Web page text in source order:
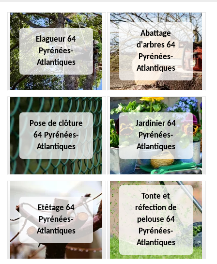
Elagueur 64
Pyrénées-
Atlantiques
Abattage
d'arbres 64
Pyrénées-
Atlantiques
Pose de clôture
64 Pyrénées-
Atlantiques
Jardinier 64
Pyrénées-
Atlantiques
Etêtage 64
Pyrénées-
Atlantiques
Tonte et
réfection de
pelouse 64
Pyrénées-
Atlantiques